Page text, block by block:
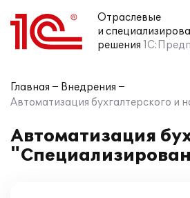
Отраслевые
и
решения
Главная
Внедрения
Автоматизация бухгалтерского и
Автоматизация